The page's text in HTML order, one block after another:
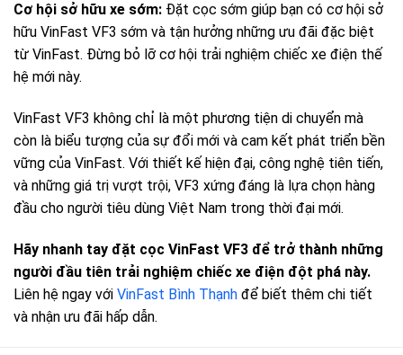
Cơ hội sở hữu xe sớm: Đặt cọc sớm giúp bạn có cơ hội sở
hữu VinFast VF3 sớm và tận hưởng những ưu đãi đặc biệt
từ VinFast. Đừng bỏ lỡ cơ hội trải nghiệm chiếc xe điện thế
hệ mới này.
VinFast VF3 không chỉ là một phương tiện di chuyển mà
còn là biểu tượng của sự đổi mới và cam kết phát triển bền
vững của VinFast. Với thiết kế hiện đại, công nghệ tiên tiến,
và những giá trị vượt trội, VF3 xứng đáng là lựa chọn hàng
đầu cho người tiêu dùng Việt Nam trong thời đại mới.
Hãy nhanh tay đặt cọc VinFast VF3 để trở thành những
người đầu tiên trải nghiệm chiếc xe điện đột phá này.
Liên hệ ngay với VinFast Bình Thạnh để biết thêm chi tiết
và nhận ưu đãi hấp dẫn.